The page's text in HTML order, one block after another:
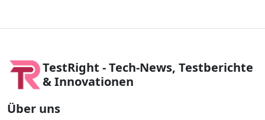
TestRight - Tech-News, Testberichte
& Innovationen
Über uns